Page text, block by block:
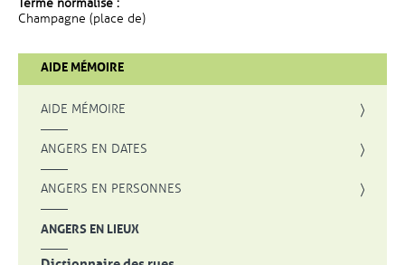
Terme normalisé :
Champagne (place de)
AIDE MÉMOIRE
AIDE MÉMOIRE
ANGERS EN DATES
ANGERS EN PERSONNES
ANGERS EN LIEUX